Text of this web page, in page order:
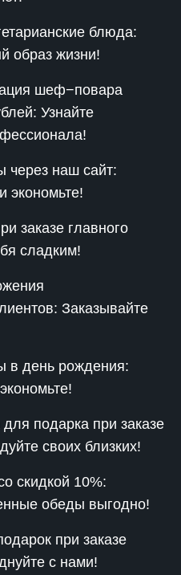
блюда:
образ жизни!
шеф−повара
Узнайте
через наш сайт:
экономьте!
заказе главного
сладким!
Заказывайте
в день рождения:
подарка при заказе
своих близких!
скидкой 10%:
обеды выгодно!
при заказе
с нами!